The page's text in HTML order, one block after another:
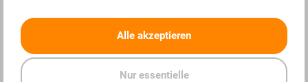
« »
Alle akzeptieren
Nur essentielle